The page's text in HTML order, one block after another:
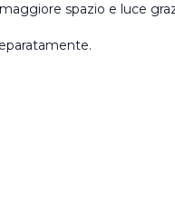
spazio e luce